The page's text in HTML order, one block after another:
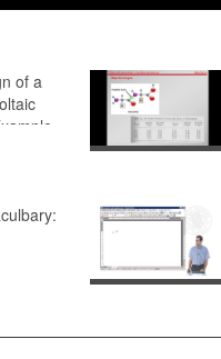
7.-
Mapa de
Péptido
5:39 · 2017
página
7:43 · 2008